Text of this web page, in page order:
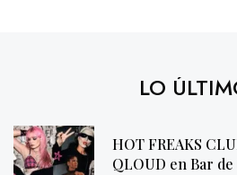
LO
HOT FREAKS
QLOUD en Bar de